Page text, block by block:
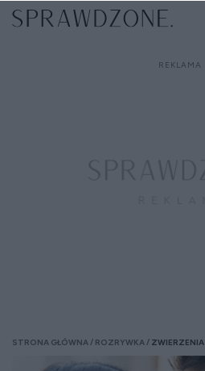
STRONA GŁÓWNA ROZRYWKA ZWIERZENIA